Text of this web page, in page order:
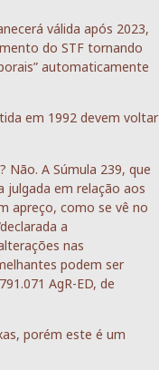
válida após 2023,
do STF tornando
automaticamente
em 1992 devem voltar
Não. A Súmula 239, que
julgada em relação aos
apreço, como se vê no
a
nas
podem ser
AgR-ED, de
porém este é um